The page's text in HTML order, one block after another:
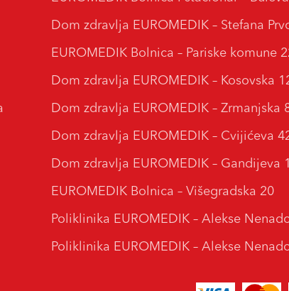
Dom zdravlja EUROMEDIK – Stefana
EUROMEDIK Bolnica – Pariske komune
Dom zdravlja EUROMEDIK – Kosovska
Dom zdravlja EUROMEDIK – Zrmanjska
Dom zdravlja EUROMEDIK – Cvijićeva
Dom zdravlja EUROMEDIK – Gandijeva
EUROMEDIK Bolnica – Višegradska 20
Poliklinika EUROMEDIK – Alekse
Poliklinika EUROMEDIK – Alekse